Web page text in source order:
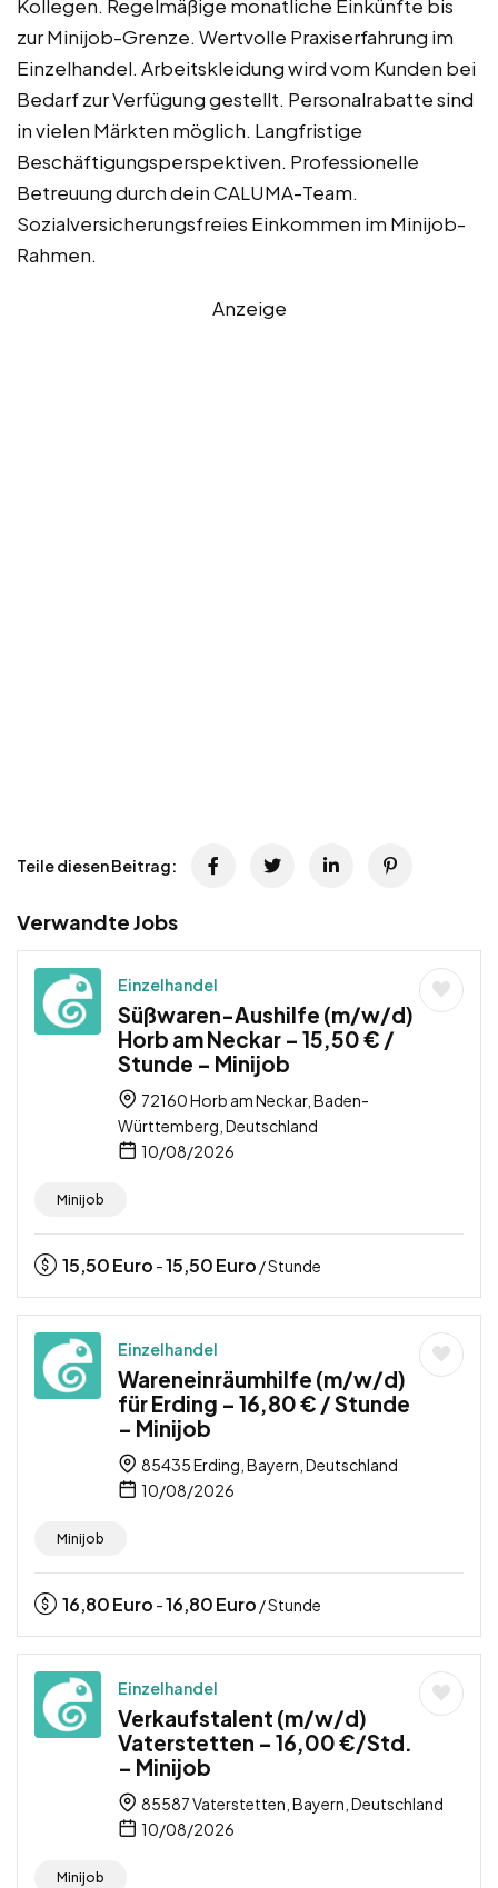
Kollegen. Regelmäßige monatliche Einkünfte bis
zur Minijob-Grenze. Wertvolle Praxiserfahrung im
Einzelhandel. Arbeitskleidung wird vom Kunden bei
Bedarf zur Verfügung gestellt. Personalrabatte sind
in vielen Märkten möglich. Langfristige
Beschäftigungsperspektiven. Professionelle
Betreuung durch dein CALUMA-Team.
Sozialversicherungsfreies Einkommen im Minijob-
Rahmen.
Anzeige
Teile diesen Beitrag:
Verwandte Jobs
Einzelhandel
Süßwaren-Aushilfe (m/w/d)
Horb am Neckar – 15,50 € /
Stunde – Minijob
72160 Horb am Neckar, Baden-
Württemberg, Deutschland
10/08/2026
Minijob
15,50Euro -15,50Euro / Stunde
Einzelhandel
Wareneinräumhilfe (m/w/d)
für Erding – 16,80 € / Stunde
– Minijob
85435 Erding, Bayern, Deutschland
10/08/2026
Minijob
16,80Euro -16,80Euro / Stunde
Einzelhandel
Verkaufstalent (m/w/d)
Vaterstetten – 16,00 €/Std.
– Minijob
85587 Vaterstetten, Bayern, Deutschland
10/08/2026
Minijob